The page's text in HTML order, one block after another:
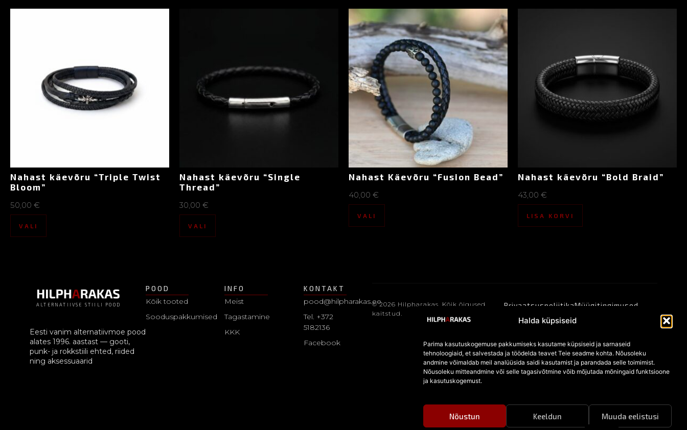
Halda küpsiseid
Parima kasutuskogemuse pakkumiseks kasutame küpsiseid ja sarnaseid
tehnoloogiaid, et salvestada ja töödelda teavet Teie seadme kohta. Nõusoleku
andmine võimaldab meil analüüsida saidi kasutamist ja parandada selle toimimist.
Nõusoleku mitteandmine või selle tagasivõtmine võib mõjutada mõningaid funktsioone
ja kasutuskogemust.
Nõustun Keeldun Muuda eelistusi
Nahast käevõru “Triple Twist
Bloom”
50,00 €
VALI
Nahast käevõru “Single
Thread”
30,00 €
VALI
Nahast Käevõru “Fusion Bead”
40,00 €
VALI
Nahast käevõru “Bold Braid”
43,00 €
LISA KORVI
ALTERNATIIVSE STIILI POOD
Eesti vanim alternatiivmoe pood
alates 1996. aastast — gooti,
punk- ja rokkstiili ehted, riided
ning aksessuaarid
POOD
Kõik tooted
Sooduspakkumised
INFO
Meist
Tagastamine
KKK
KONTAKT
pood@hilpharakas.ee
Tel. +372
5182136
Facebook
© 2026 Hilpharakas. Kõik õigused
kaitstud.
PrivaatsuspoliitikaMüügitingimused
Küpsised
EN